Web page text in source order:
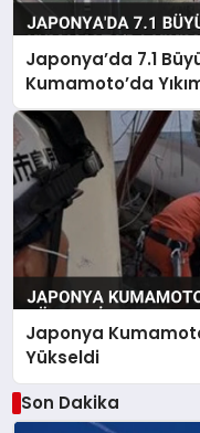
Japonya’da 7.1
Kumamoto’da
Japonya
Yükseldi
Son Dakika